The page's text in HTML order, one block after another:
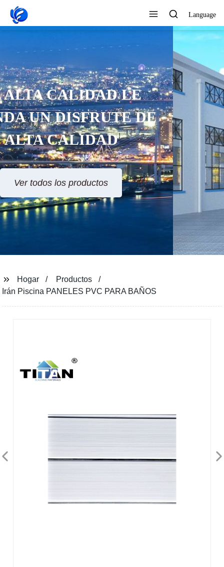
Language
SERVICIO AL CLIENTE 24
HORAS EN LÍNEA
Ver todos los productos
Hogar
Productos
Irán Piscina PANELES PVC PARA BAÑOS